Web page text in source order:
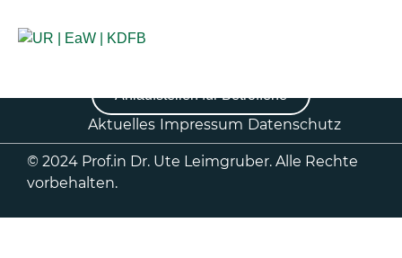
Anlaufstellen für Betroffene
Aktuelles Impressum Datenschutz
© 2024 Prof.in Dr. Ute Leimgruber. Alle Rechte
vorbehalten.